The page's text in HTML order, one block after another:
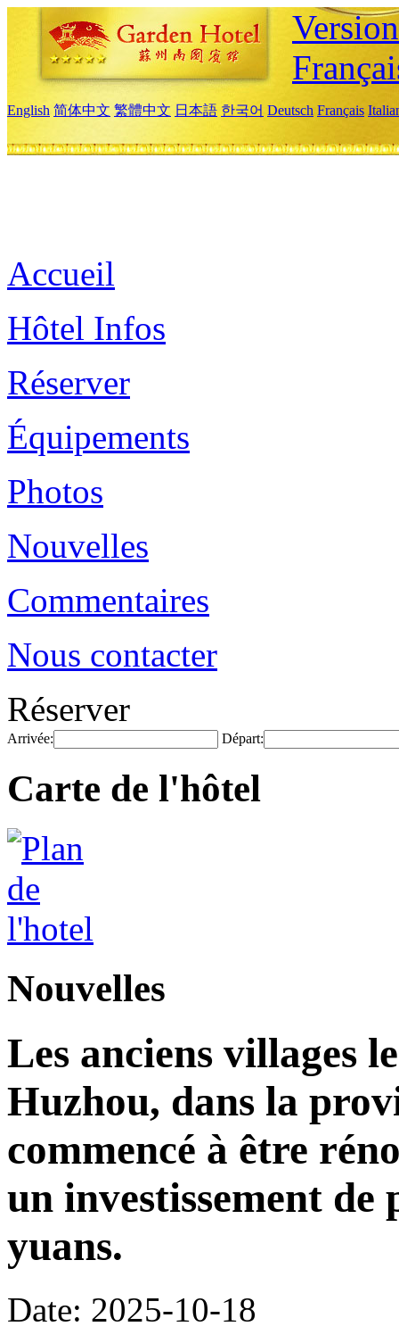
English 简体中文 繁體中文 日本語 한국어 Deutsch Français
Accueil
Hôtel Infos
Réserver
Équipements
Photos
Nouvelles
Commentaires
Nous contacter
Réserver
Arrivée: Départ:
Carte de l'hôtel
Nouvelles
Les anciens villages
Huzhou, dans la
commencé à être
un investissement
yuans.
Date: 2025-10-18